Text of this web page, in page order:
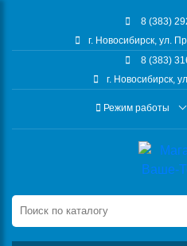
8 (383)
г. Новосибирск, ул.
8 (383)
г. Новосибирск,
Режим работы